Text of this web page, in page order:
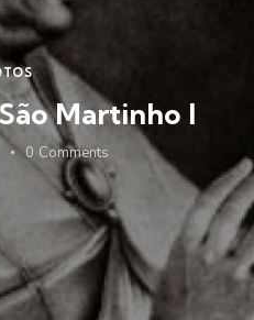
Martinho I
0 Comments